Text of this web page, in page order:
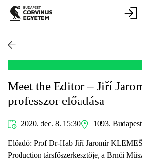
Meet the Editor – Jiří
professzor előadása
2020. dec. 8. 15:30 1093.
Előadó: Prof Dr-Hab Jiří Jaromír
Production társfőszerkesztője, a Brnói